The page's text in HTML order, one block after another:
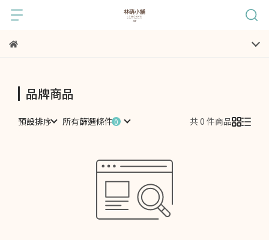
品牌商品
預設排序 所有篩選條件 共 0 件商品